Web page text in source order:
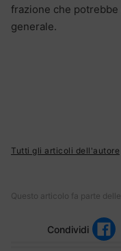
frazione che
generale.
Tutti gli articoli dell'autore
Questo articolo fa parte
Condividi